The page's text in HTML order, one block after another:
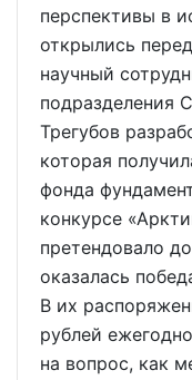
перспективы в
открылись
научный
Трегубов
которая
фонда
конкурсе
претендовало
оказалась
В их
рублей
на вопрос, как